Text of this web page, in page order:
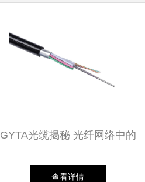
GYTA光缆揭秘 光纤网络中的
明星产品
查看详情